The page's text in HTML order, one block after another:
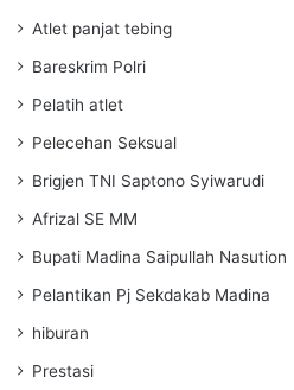
Atlet panjat tebing
Bareskrim Polri
Pelatih atlet
Pelecehan Seksual
Brigjen TNI Saptono Syiwarudi
Afrizal SE MM
Bupati Madina Saipullah Nasution
Pelantikan Pj Sekdakab Madina
hiburan
Prestasi